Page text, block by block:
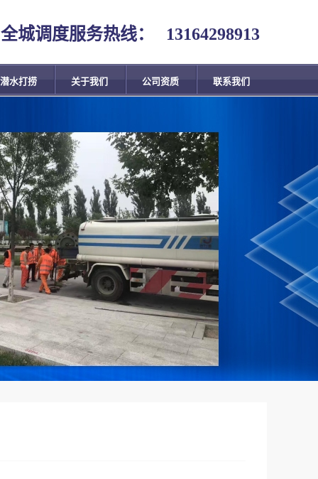
全城调度服务热线： 13164298913
潜水打捞 关于我们 公司资质 联系我们